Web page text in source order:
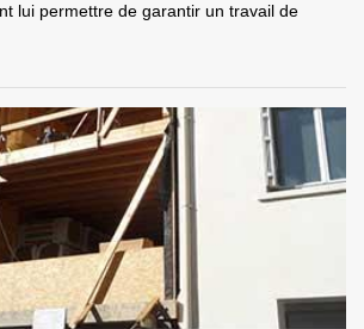
lui permettre de garantir un travail de